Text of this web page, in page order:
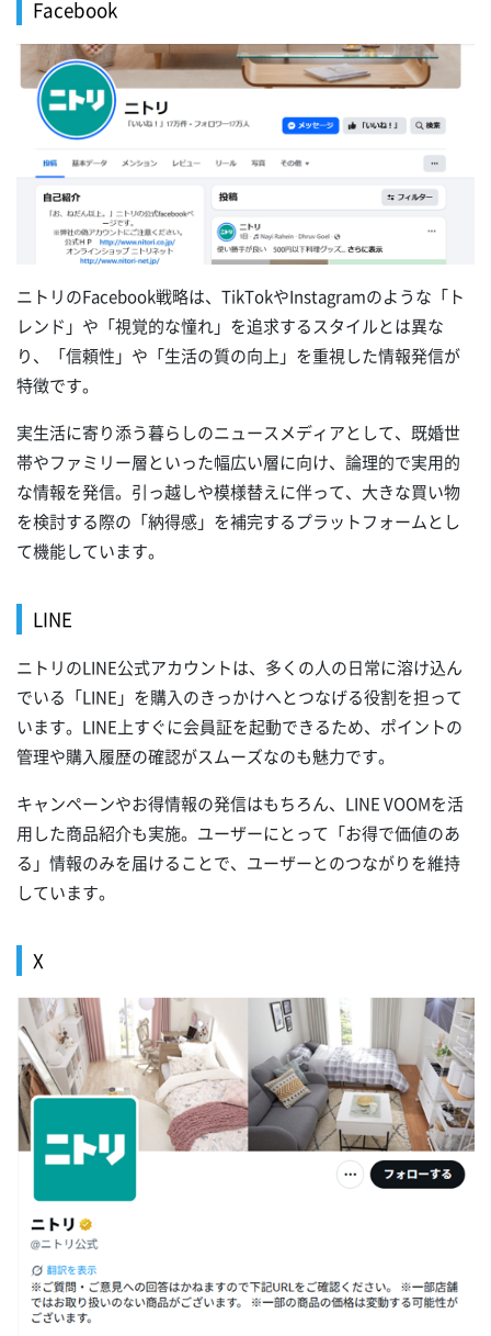
Facebook
ニトリのFacebook戦略は、TikTokやInstagramのような「ト
レンド」や「視覚的な憧れ」を追求するスタイルとは異な
り、「信頼性」や「生活の質の向上」を重視した情報発信が
特徴です。
実生活に寄り添う暮らしのニュースメディアとして、既婚世
帯やファミリー層といった幅広い層に向け、論理的で実用的
な情報を発信。引っ越しや模様替えに伴って、大きな買い物
を検討する際の「納得感」を補完するプラットフォームとし
て機能しています。
LINE
ニトリのLINE公式アカウントは、多くの人の日常に溶け込ん
でいる「LINE」を購入のきっかけへとつなげる役割を担って
います。LINE上すぐに会員証を起動できるため、ポイントの
管理や購入履歴の確認がスムーズなのも魅力です。
キャンペーンやお得情報の発信はもちろん、LINE VOOMを活
用した商品紹介も実施。ユーザーにとって「お得で価値のあ
る」情報のみを届けることで、ユーザーとのつながりを維持
しています。
X